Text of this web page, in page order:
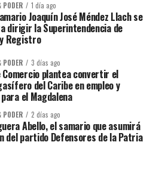
PODER 1 día ago
Joaquín José Méndez Llach se
dirigir la Superintendencia de
Registro
PODER 3 días ago
Comercio plantea convertir el
del Caribe en empleo y
el Magdalena
PODER 2 días ago
Abello, el samario que asumirá
del partido Defensores de la Patria